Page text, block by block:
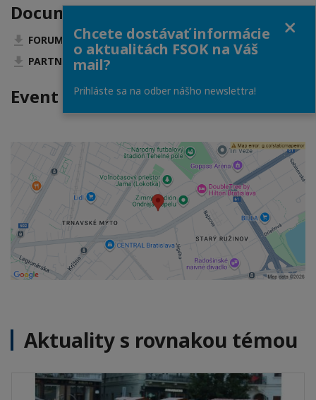
Documentation
FORUM_2025_-_Pozvanka.pdf (PDF • 3 MB)
PARTNERS_-_Forum_2025.pdf (PDF • 2 MB)
Event Location
Aktuality s rovnakou témou
Chcete dostávať informácie
o aktualitách FSOK na Váš
mail?
Prihláste sa na odber nášho newslettra!